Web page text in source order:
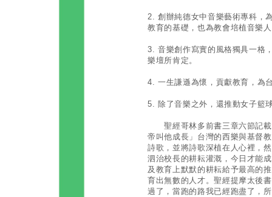
2. 創辦純德女中音樂藝術專科，
教育的基礎，也為教會培植音樂
3. 音樂創作寫實的風格獨具一格
樂壇所肯定。
4. 一生謙遜為懷，貢獻教育，為
5. 除了音樂之外，還推動女子籃
聖經哥林多前書三章六節記載
帝叫他成長」台灣的西樂與基督
詩歌，並將詩歌深植在人心裡，
泗治校長的耕耘灌溉，今日才能
及教育上默默的耕耘給予最高的
育出無數的人才。聖經提摩太後
過了，當跑的路我已經跑盡了，